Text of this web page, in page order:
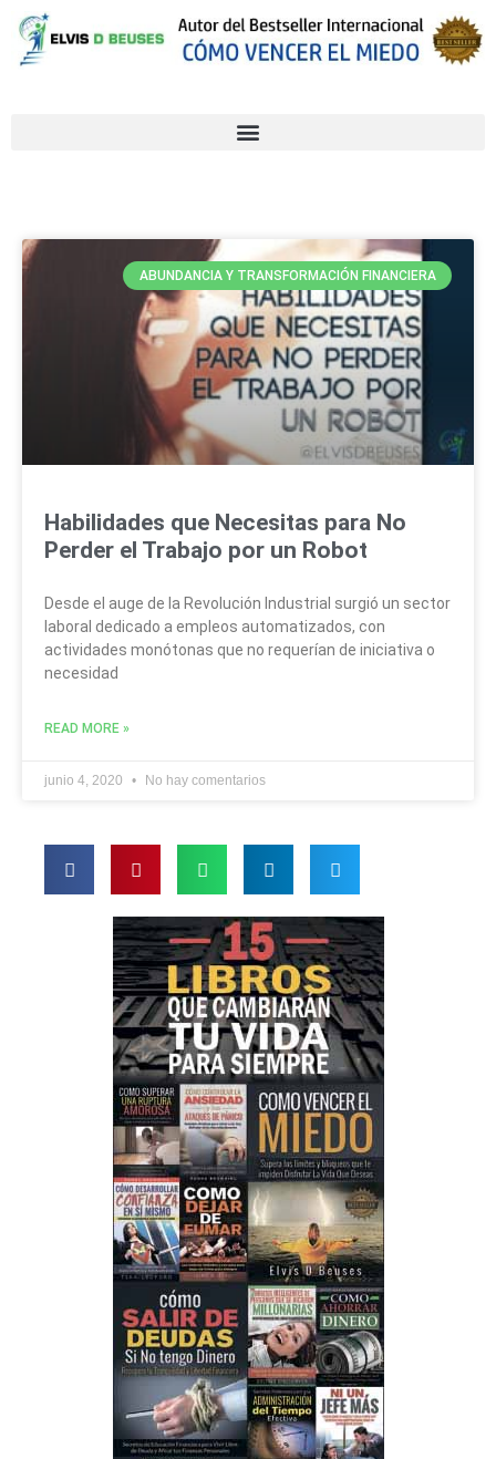
ABUNDANCIA Y TRANSFORMACIÓN FINANCIERA
Habilidades que Necesitas para No
Perder el Trabajo por un Robot
Desde el auge de la Revolución Industrial surgió un sector
laboral dedicado a empleos automatizados, con
actividades monótonas que no requerían de iniciativa o
necesidad
READ MORE »
junio 4, 2020 No hay comentarios